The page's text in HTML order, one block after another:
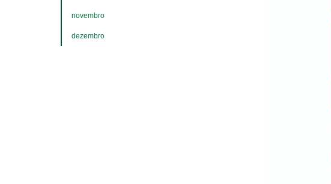
novembro
dezembro